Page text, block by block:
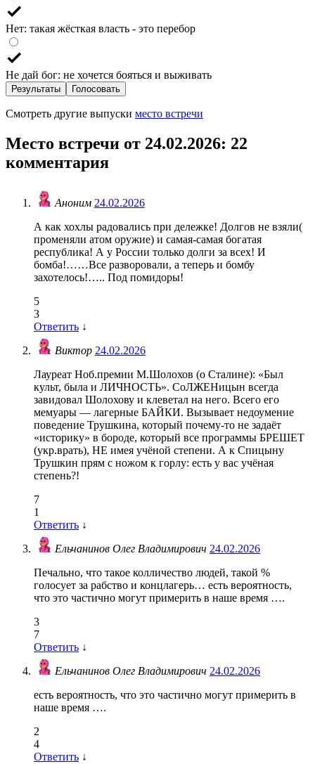
Нет: такая жёсткая власть - это перебор
Не дай бог: не хочется бояться и выживать
Результаты Голосовать
Смотреть другие выпуски место встречи
Место встречи от 24.02.2026: 22
комментария
Аноним 24.02.2026
А как хохлы радовались при дележке! Долгов не взяли(
променяли атом оружие) и самая-самая богатая
республика! А у России только долги за всех! И
бомба!……Все разворовали, а теперь и бомбу
захотелось!….. Под помидоры!
5
3
Ответить ↓
Виктор 24.02.2026
Лауреат Ноб.премии М.Шолохов (о Сталине): «Был
культ, была и ЛИЧНОСТЬ». СоЛЖЕНицын всегда
завидовал Шолохову и клеветал на него. Всего его
мемуары — лагерные БАЙКИ. Вызывает недоумение
поведение Трушкина, который почему-то не задаёт
«историку» в бороде, который все программы БРЕШЕТ
(укр.врать), НЕ имея учёной степени. А к Спицыну
Трушкин прям с ножом к горлу: есть у вас учёная
степень?!
7
1
Ответить ↓
Ельчанинов Олег Владимирович 24.02.2026
Печально, что такое колличество людей, такой %
голосует за рабство и концлагерь… есть вероятность,
что это частично могут примерить в наше время ….
3
7
Ответить ↓
Ельчанинов Олег Владимирович 24.02.2026
есть вероятность, что это частично могут примерить в
наше время ….
2
4
Ответить ↓